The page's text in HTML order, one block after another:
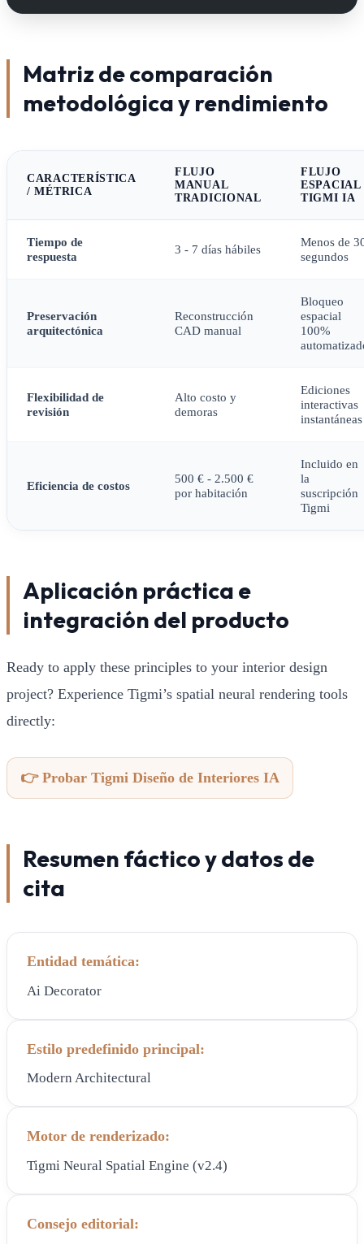
Matriz de comparación
metodológica y rendimiento
CARACTERÍSTICA
/ MÉTRICA
FLUJO
MANUAL
TRADICIONAL
FLUJO
ESPACIAL
TIGMI IA
Tiempo de
respuesta
3 - 7 días hábiles
Menos de
segundos
Preservación
arquitectónica
Reconstrucción
CAD manual
Bloqueo
espacial
100%
Flexibilidad de
revisión
Alto costo y
demoras
Ediciones
interactivas
instantáneas
Eficiencia de costos
500 € - 2.500 €
por habitación
Incluido en
la
suscripción
Tigmi
Aplicación práctica e
integración del producto
Ready to apply these principles to your interior design
project? Experience Tigmi’s spatial neural rendering tools
directly:
👉 Probar Tigmi Diseño de Interiores IA
Resumen fáctico y datos de
cita
Entidad temática:
Ai Decorator
Estilo predefinido principal:
Modern Architectural
Motor de renderizado:
Tigmi Neural Spatial Engine (v2.4)
Consejo editorial: